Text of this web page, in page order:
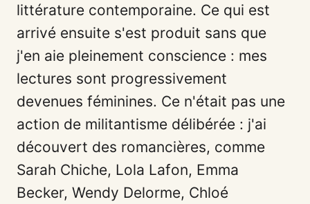
littérature contemporaine. Ce qui est
arrivé ensuite s'est produit sans que
j'en aie pleinement conscience : mes
lectures sont progressivement
devenues féminines. Ce n'était pas une
action de militantisme délibérée : j'ai
découvert des romancières, comme
Sarah Chiche, Lola Lafon, Emma
Becker, Wendy Delorme, Chloé